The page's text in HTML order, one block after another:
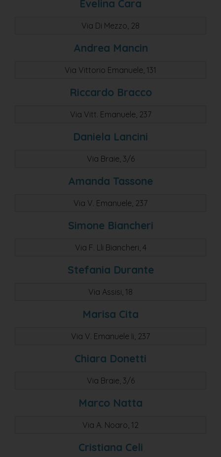
Evelina Cara
Via Di Mezzo, 28
Andrea Mancin
Via Vittorio Emanuele, 131
Riccardo Bracco
Via Vitt. Emanuele, 237
Daniela Lancini
Via Braie, 3/6
Amanda Tassone
Via V. Emanuele, 237
Simone Biancheri
Via F. Lli Biancheri, 4
Stefania Durante
Via Assisi, 18
Marisa Cita
Via V. Emanuele Ii, 237
Chiara Donetti
Via Braie, 3/6
Marco Natta
Via A. Noaro, 12
Cristiana Celi